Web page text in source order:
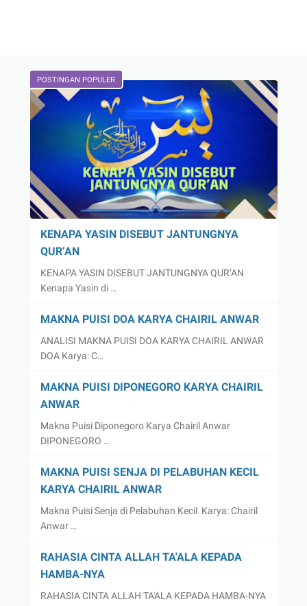
POSTINGAN POPULER
KENAPA YASIN DISEBUT JANTUNGNYA
QUR’AN
KENAPA YASIN DISEBUT JANTUNGNYA QUR’AN
Kenapa Yasin di …
MAKNA PUISI DOA KARYA CHAIRIL ANWAR
ANALISI MAKNA PUISI DOA KARYA CHAIRIL ANWAR
DOA Karya: C…
MAKNA PUISI DIPONEGORO KARYA CHAIRIL
ANWAR
Makna Puisi Diponegoro Karya Chairil Anwar
DIPONEGORO …
MAKNA PUISI SENJA DI PELABUHAN KECIL
KARYA CHAIRIL ANWAR
Makna Puisi Senja di Pelabuhan Kecil Karya: Chairil
Anwar …
RAHASIA CINTA ALLAH TA'ALA KEPADA
HAMBA-NYA
RAHASIA CINTA ALLAH TA'ALA KEPADA HAMBA-NYA